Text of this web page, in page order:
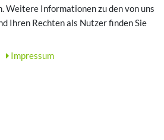
für zuhause
Weitere Informationen zu den von uns
Ihren Rechten als Nutzer finden Sie
Impressum